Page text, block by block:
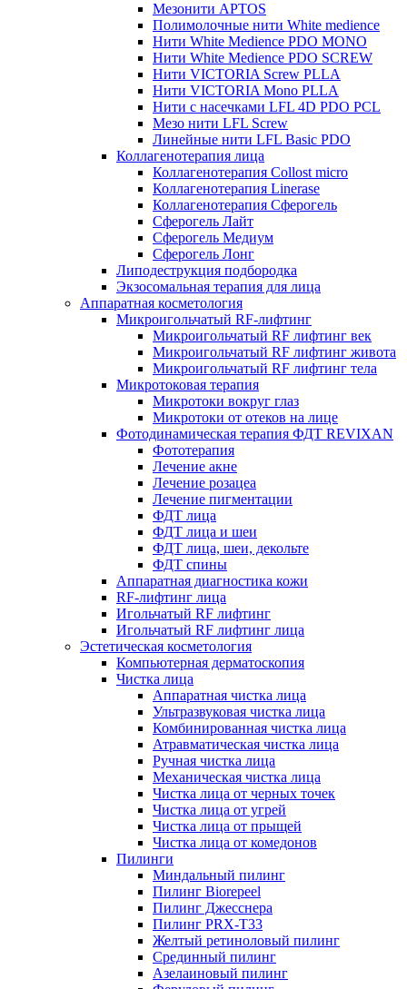
Мезонити APTOS
Полимолочные нити White medience
Нити White Medience PDO MONO
Нити White Medience PDO SCREW
Нити VICTORIA Screw PLLA
Нити VICTORIA Mono PLLA
Нити с насечками LFL 4D PDO PCL
Мезо нити LFL Screw
Линейные нити LFL Basic PDO
Коллагенотерапия лица
Коллагенотерапия Collost micro
Коллагенотерапия Linerase
Коллагенотерапия Сферогель
Сферогель Лайт
Сферогель Медиум
Сферогель Лонг
Липодеструкция подбородка
Экзосомальная терапия для лица
Аппаратная косметология
Микроигольчатый RF-лифтинг
Микроигольчатый RF лифтинг век
Микроигольчатый RF лифтинг живота
Микроигольчатый RF лифтинг тела
Микротоковая терапия
Микротоки вокруг глаз
Микротоки от отеков на лице
Фотодинамическая терапия ФДТ REVIXAN
Фототерапия
Лечение акне
Лечение розацеа
Лечение пигментации
ФДТ лица
ФДТ лица и шеи
ФДТ лица, шеи, декольте
ФДТ спины
Аппаратная диагностика кожи
RF-лифтинг лица
Игольчатый RF лифтинг
Игольчатый RF лифтинг лица
Эстетическая косметология
Компьютерная дерматоскопия
Чистка лица
Аппаратная чистка лица
Ультразвуковая чистка лица
Комбинированная чистка лица
Атравматическая чистка лица
Ручная чистка лица
Механическая чистка лица
Чистка лица от черных точек
Чистка лица от угрей
Чистка лица от прыщей
Чистка лица от комедонов
Пилинги
Миндальный пилинг
Пилинг Biorepeel
Пилинг Джесснера
Пилинг PRX-T33
Желтый ретиноловый пилинг
Срединный пилинг
Азелаиновый пилинг